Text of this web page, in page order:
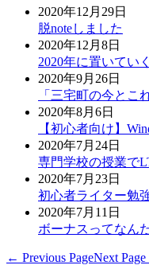
2020年12月29日
脱noteしました
2020年12月8日
2020年に置いてい
2020年9月26日
「三宅町の今と
2020年8月6日
【初心者向け】
2020年7月24日
専門学校の授業で
2020年7月23日
初心者ライター勉
2020年7月11日
ボーナスってなん
← Previous PageNext